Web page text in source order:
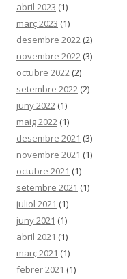
abril 2023 (1)
març 2023 (1)
desembre 2022 (2)
novembre 2022 (3)
octubre 2022 (2)
setembre 2022 (2)
juny 2022 (1)
maig 2022 (1)
desembre 2021 (3)
novembre 2021 (1)
octubre 2021 (1)
setembre 2021 (1)
juliol 2021 (1)
juny 2021 (1)
abril 2021 (1)
març 2021 (1)
febrer 2021 (1)